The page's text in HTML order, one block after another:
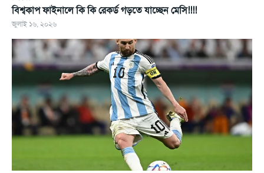
বিশ্বকাপ ফাইনালে কি কি রেকর্ড গড়তে যাচ্ছেন মেসি!!!!
জুলাই ১৬, ২০২৬